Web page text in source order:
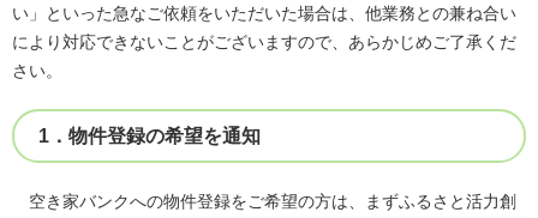
い」といった急なご依頼をいただいた場合は、他業務との兼ね合い
により対応できないことがございますので、あらかじめご了承くだ
さい。
1．物件登録の希望を通知
空き家バンクへの物件登録をご希望の方は、まずふるさと活力創